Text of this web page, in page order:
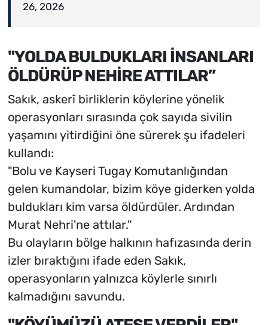
26, 2026
"YOLDA BULDUKLARI İNSANLARI
ÖLDÜRÜP NEHİRE ATTILAR”
Sakık, askerî birliklerin köylerine yönelik
operasyonları sırasında çok sayıda sivilin
yaşamını yitirdiğini öne sürerek şu ifadeleri
kullandı:
"Bolu ve Kayseri Tugay Komutanlığından
gelen kumandolar, bizim köye giderken yolda
buldukları kim varsa öldürdüler. Ardından
Murat Nehri'ne attılar."
Bu olayların bölge halkının hafızasında derin
izler bıraktığını ifade eden Sakık,
operasyonların yalnızca köylerle sınırlı
kalmadığını savundu.